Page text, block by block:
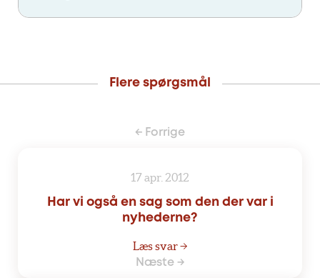
Flere spørgsmål
← Forrige
17 apr. 2012
Har vi også en sag som den der var i
nyhederne?
Læs svar →
Næste →